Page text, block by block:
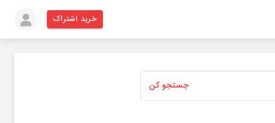
خرید اشتراک
جستجو کن